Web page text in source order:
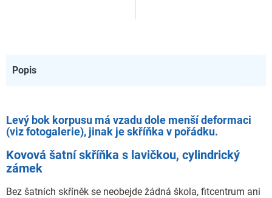
Popis
Levý bok korpusu má vzadu dole menší deformaci
(viz fotogalerie), jinak je skříňka v pořádku.
Kovová šatní skříňka s lavičkou, cylindrický
zámek
Bez šatních skříněk se neobejde žádná škola, fitcentrum ani